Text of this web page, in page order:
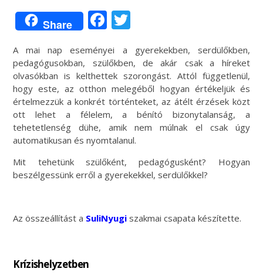
Share Facebook
A mai nap eseményei a gyerekekben, serdülőkben,
pedagógusokban, szülőkben, de akár csak a híreket
olvasókban is kelthettek szorongást. Attól függetlenül,
hogy este, az otthon melegéből hogyan értékeljük és
értelmezzük a konkrét történteket, az átélt érzések közt
ott lehet a félelem, a bénító bizonytalanság, a
tehetetlenség dühe, amik nem múlnak el csak úgy
automatikusan és nyomtalanul.
Mit tehetünk szülőként, pedagógusként? Hogyan
beszélgessünk erről a gyerekekkel, serdülőkkel?
Az összeállítást a SuliNyugi szakmai csapata készítette.
Krízishelyzetben